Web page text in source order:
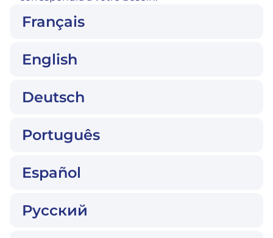
Français
English
Deutsch
Português
Español
Русский